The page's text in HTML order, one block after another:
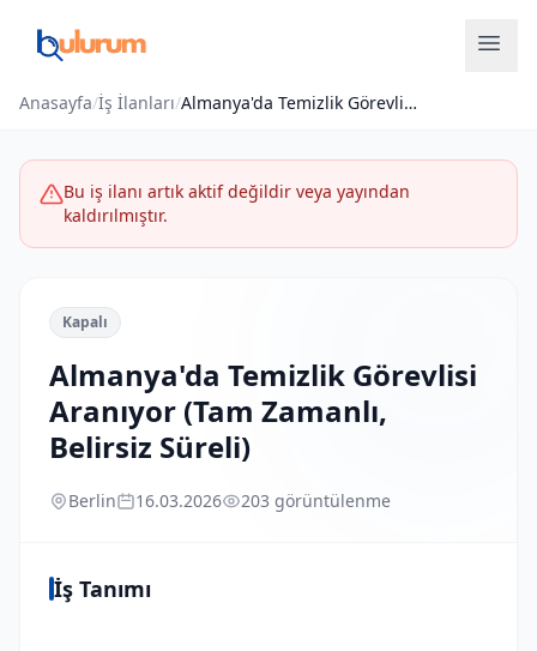
Anasayfa/İş İlanları/ Almanya'da Temizlik Görevlisi Aranıyor (Tam Zamanlı, Belirsiz Süreli)
Bu iş ilanı artık aktif değildir veya yayından
kaldırılmıştır.
Kapalı
Almanya'da Temizlik Görevlisi
Aranıyor (Tam Zamanlı,
Belirsiz Süreli)
Berlin 16.03.2026 203 görüntülenme
İş Tanımı